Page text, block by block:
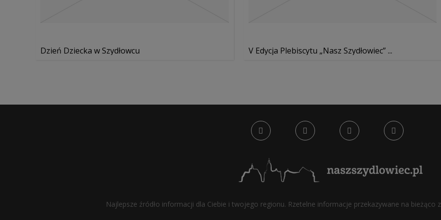
Dzień Dziecka w Szydłowcu V Edycja Plebiscytu „Nasz Szydłowiec” ...
Najlepsze źródło informacji dla Ciebie i twojego regionu. Rzetelne informacje przekazywane na bieżąco